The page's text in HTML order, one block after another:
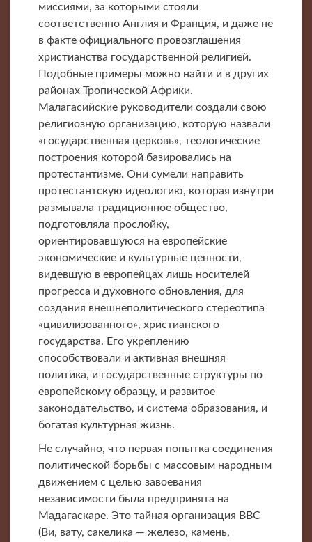
миссиями, за которыми стояли
соответственно Англия и Франция, и даже не
в факте официального провозглашения
христианства государственной религией.
Подобные примеры можно найти и в других
районах Тропической Африки.
Малагасийские руководители создали свою
религиозную организацию, которую назвали
«государственная церковь», теологические
построения которой базировались на
протестантизме. Они сумели направить
протестантскую идеологию, которая изнутри
размывала традиционное общество,
подготовляла прослойку,
ориентировавшуюся на европейские
экономические и культурные ценности,
видевшую в европейцах лишь носителей
прогресса и духовного обновления, для
создания внешнеполитического стереотипа
«цивилизованного», христианского
государства. Его укреплению
способствовали и активная внешняя
политика, и государственные структуры по
европейскому образцу, и развитое
законодательство, и система образования, и
богатая культурная жизнь.
Не случайно, что первая попытка соединения
политической борьбы с массовым народным
движением с целью завоевания
независимости была предпринята на
Мадагаскаре. Это тайная организация ВВС
(Ви, вату, сакелика — железо, камень,